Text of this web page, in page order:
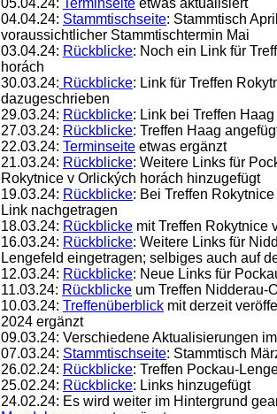
04.04.24: Stammtischseite: Stammtisch
voraussichtlicher Stammtischtermin Mai
03.04.24: Rückblicke: Noch ein Link für
horách
30.03.24: Rückblicke: Link für Treffen
dazugeschrieben
29.03.24: Rückblicke: Link bei Treffen
27.03.24: Rückblicke: Treffen Haag
22.03.24: Terminseite etwas ergänzt
21.03.24: Rückblicke: Weitere Links für
Rokytnice v Orlických horách hinzugefügt
19.03.24: Rückblicke: Bei Treffen
Link nachgetragen
18.03.24: Rückblicke mit Treffen Rokytnice
16.03.24: Rückblicke: Weitere Links für
Lengefeld eingetragen; selbiges auch auf
12.03.24: Rückblicke: Neue Links für
11.03.24: Rückblicke um Treffen Nidderau-
10.03.24: Treffenüberblick mit derzeit
2024 ergänzt
09.03.24: Verschiedene Aktualisierungen
07.03.24: Stammtischseite: Stammtisch
26.02.24: Rückblicke: Treffen Pockau-
25.02.24: Rückblicke: Links hinzugefügt
24.02.24: Es wird weiter im Hintergrund